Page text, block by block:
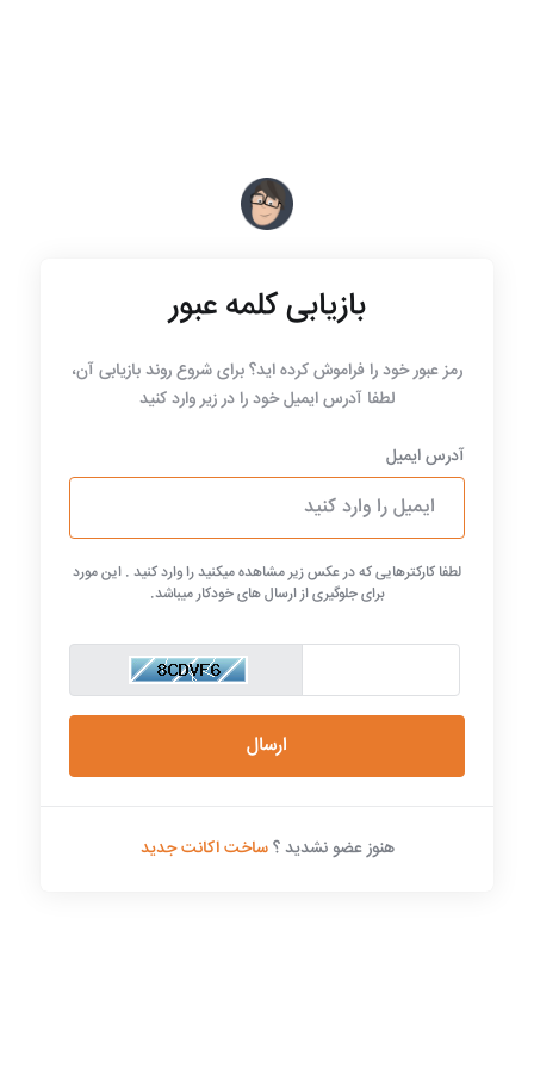
بازیابی کلمه عبور
رمز عبور خود را فراموش کرده اید؟ برای شروع روند بازیابی آن،
لطفا آدرس ایمیل خود را در زیر وارد کنید
آدرس ایمیل
لطفا کارکترهایی که در عکس زیر مشاهده میکنید را وارد کنید . این مورد
برای جلوگیری از ارسال های خودکار میباشد.
ارسال
هنوز عضو نشدید ؟ساخت اکانت جدید